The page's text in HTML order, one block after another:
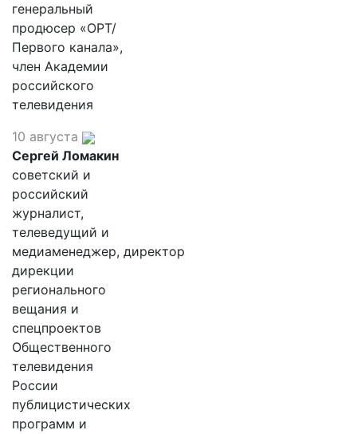
генеральный
продюсер «ОРТ/
Первого канала»,
член Академии
российского
телевидения
10 августа
Сергей Ломакин
советский и
российский
журналист,
телеведущий и
медиаменеджер, директор
дирекции
регионального
вещания и
спецпроектов
Общественного
телевидения
России
публицистических
программ и